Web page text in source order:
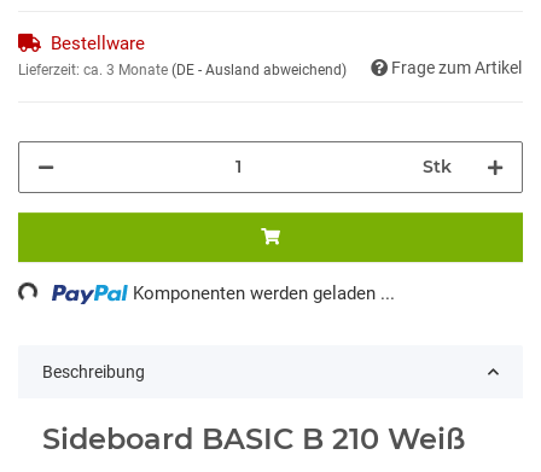
Bestellware
Lieferzeit: ca. 3 Monate (DE - Ausland abweichend) Frage zum Artikel
Stk
Komponenten werden geladen ...
Beschreibung
Sideboard BASIC B 210 Weiß